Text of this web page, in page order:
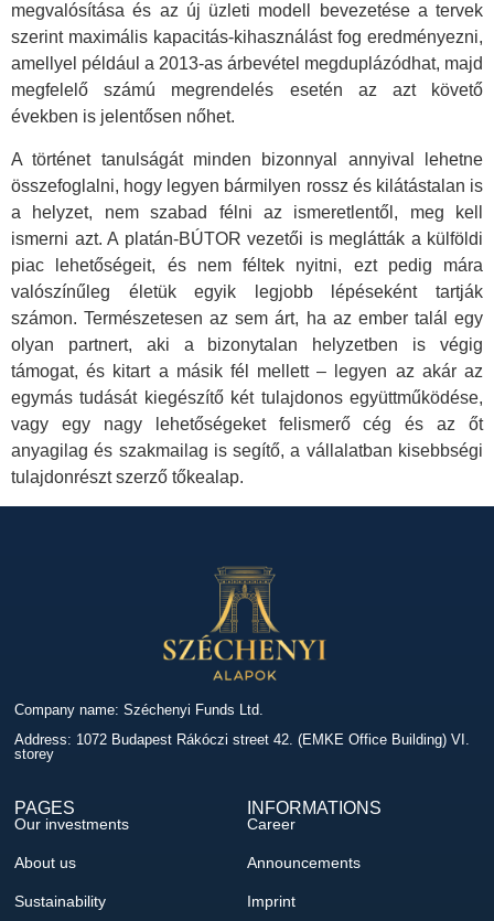
megvalósítása és az új üzleti modell bevezetése a tervek
szerint maximális kapacitás-kihasználást fog eredményezni,
amellyel például a 2013-as árbevétel megduplázódhat, majd
megfelelő számú megrendelés esetén az azt követő
években is jelentősen nőhet.
A történet tanulságát minden bizonnyal annyival lehetne
összefoglalni, hogy legyen bármilyen rossz és kilátástalan is
a helyzet, nem szabad félni az ismeretlentől, meg kell
ismerni azt. A platán-BÚTOR vezetői is meglátták a külföldi
piac lehetőségeit, és nem féltek nyitni, ezt pedig mára
valószínűleg életük egyik legjobb lépéseként tartják
számon. Természetesen az sem árt, ha az ember talál egy
olyan partnert, aki a bizonytalan helyzetben is végig
támogat, és kitart a másik fél mellett – legyen az akár az
egymás tudását kiegészítő két tulajdonos együttműködése,
vagy egy nagy lehetőségeket felismerő cég és az őt
anyagilag és szakmailag is segítő, a vállalatban kisebbségi
tulajdonrészt szerző tőkealap.
Company name: Széchenyi Funds Ltd.
Address: 1072 Budapest Rákóczi street 42. (EMKE Office Building) VI.
storey
PAGES
Our investments
About us
Sustainability
INFORMATIONS
Career
Announcements
Imprint